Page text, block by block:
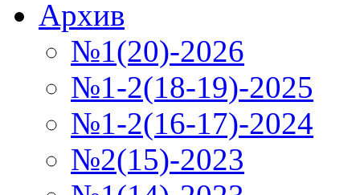
Архив
№1(20)-2026
№1-2(18-19)-2025
№1-2(16-17)-2024
№2(15)-2023